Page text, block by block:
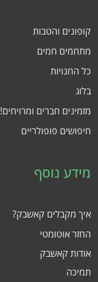
קופונים והטבות
מתחמים חמים
כל החנויות
בלוג
מזמינים חברים ומרויחים!
חיפושים פופולריים
מידע נוסף
איך מקבלים קאשבק?
החזר אוטומטי
אודות קאשבק
תמיכה